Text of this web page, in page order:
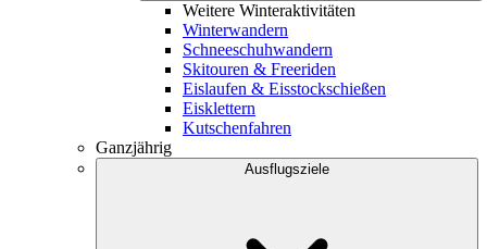
Weitere Winteraktivitäten
Winterwandern
Schneeschuhwandern
Skitouren & Freeriden
Eislaufen & Eisstockschießen
Eisklettern
Kutschenfahren
Ganzjährig
Ausflugsziele